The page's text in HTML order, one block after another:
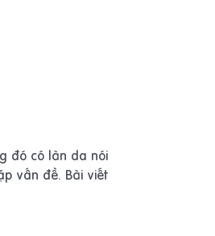
đó có làn da nói
vấn đề. Bài viết